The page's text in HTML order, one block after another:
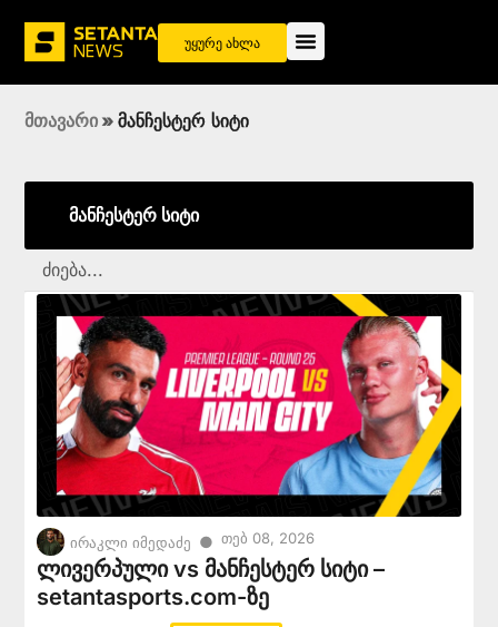
უყურე ახლა
მთავარი » მანჩესტერ სიტი
მანჩესტერ სიტი
ირაკლი იმედაძე ● Თებ 08, 2026
ლივერპული vs მანჩესტერ სიტი –
setantasports.com-ზე